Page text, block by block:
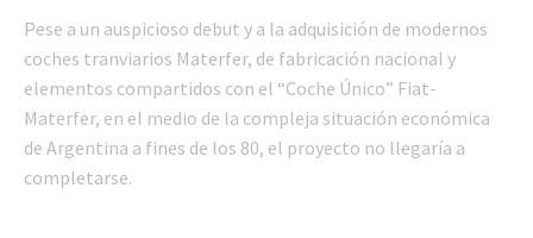
Pese a un auspicioso debut y a la adquisición de modernos
coches tranviarios Materfer, de fabricación nacional y
elementos compartidos con el “Coche Único” Fiat-
Materfer, en el medio de la compleja situación económica
de Argentina a fines de los 80, el proyecto no llegaría a
completarse.